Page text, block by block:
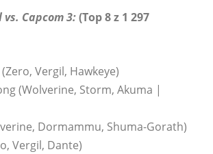
Capcom 3:(Top 8 z 1 297
Vergil, Hawkeye)
(Wolverine, Storm, Akuma |
Dormammu, Shuma-Gorath)
Vergil, Dante)